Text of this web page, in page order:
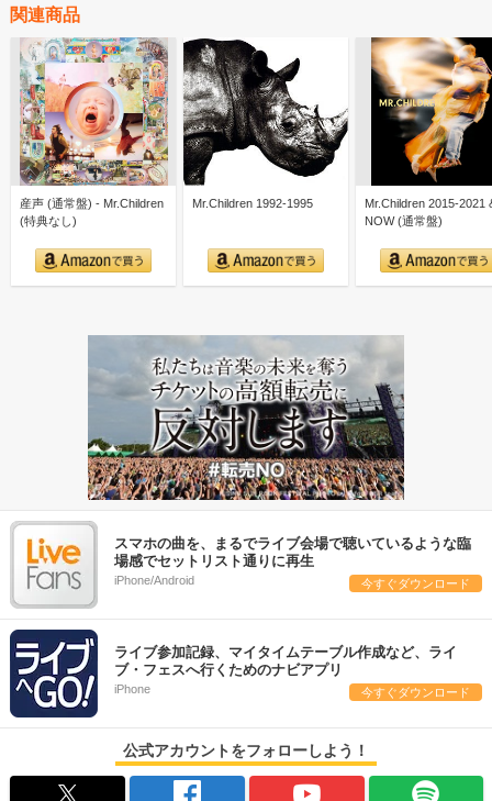
関連商品
産声 (通常盤) - Mr.Children
(特典なし)
Mr.Children 1992-1995
Mr.Children 2015-2021
NOW (通常盤)
スマホの曲を、まるでライブ会場で聴いているような臨
場感でセットリスト通りに再生
iPhone/Android 今すぐダウンロード
ライブ参加記録、マイタイムテーブル作成など、ライ
ブ・フェスへ行くためのナビアプリ
iPhone 今すぐダウンロード
公式アカウントをフォローしよう！